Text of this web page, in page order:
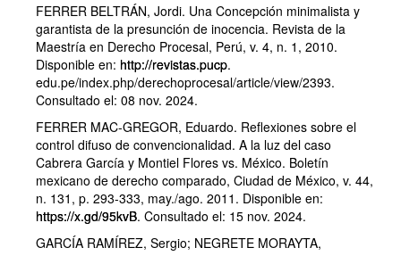
FERRER BELTRÁN, Jordi. Una Concepción minimalista y
garantista de la presunción de inocencia. Revista de la
Maestría en Derecho Procesal, Perú, v. 4, n. 1, 2010.
Disponible en: http://revistas.pucp.
edu.pe/index.php/derechoprocesal/article/view/2393.
Consultado el: 08 nov. 2024.
FERRER MAC-GREGOR, Eduardo. Reflexiones sobre el
control difuso de convencionalidad. A la luz del caso
Cabrera García y Montiel Flores vs. México. Boletín
mexicano de derecho comparado, Ciudad de México, v. 44,
n. 131, p. 293-333, may./ago. 2011. Disponible en:
https://x.gd/95kvB. Consultado el: 15 nov. 2024.
GARCÍA RAMÍREZ, Sergio; NEGRETE MORAYTA,